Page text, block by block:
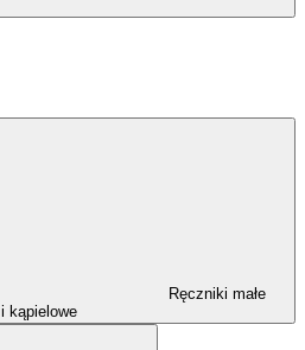
Ręczniki małe
i kąpielowe